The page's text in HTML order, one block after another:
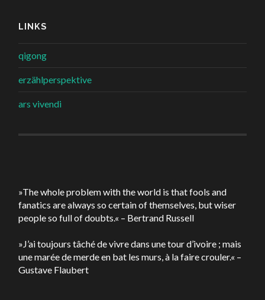
LINKS
qigong
erzählperspektive
ars vivendi
»The whole problem with the world is that fools and
fanatics are always so certain of themselves, but wiser
people so full of doubts.« – Bertrand Russell
»J’ai toujours tâché de vivre dans une tour d’ivoire ; mais
une marée de merde en bat les murs, à la faire crouler.« –
Gustave Flaubert